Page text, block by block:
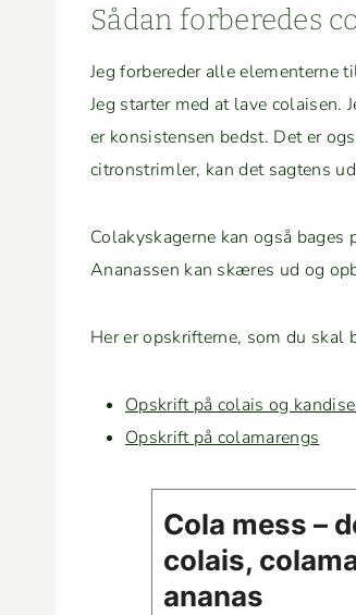
Sådan for­bere­des
Jeg for­bered­er alle ele­menterne
Jeg starter med at lave colaisen.
er kon­sis­tensen bedst. Det er
cit­ron­strim­ler, kan det sagtens
Colakysk­agerne kan også
Ananassen kan skæres ud og
Her er opskrifterne, som du skal
Opskrift på colais og
Opskrift på colamarengs
Cola mess –
colais,
ananas